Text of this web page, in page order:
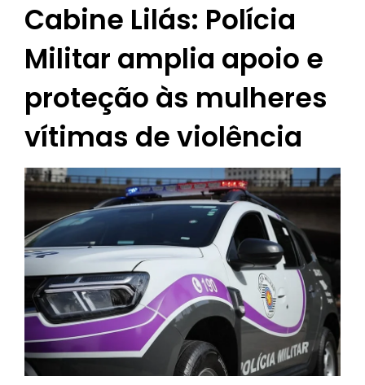
Cabine Lilás: Polícia
Militar amplia apoio e
proteção às mulheres
vítimas de violência